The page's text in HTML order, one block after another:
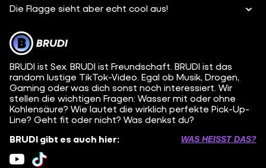
Die Flagge sieht aber echt cool aus!
BRUDI
BRUDI ist Sex. BRUDI ist Freundschaft. BRUDI ist das
random lustige TikTok-Video. Egal ob Musik, Drogen,
Gaming oder was dich sonst noch interessiert. Wir
stellen die wichtigen Fragen: Wasser mit oder ohne
Kohlensäure? Wie lautet die wirklich perfekte Pick-Up-
Line? Geht fit oder nicht? Was denkst du?
BRUDI gibt es auch hier:
WAS HEISST DAS?